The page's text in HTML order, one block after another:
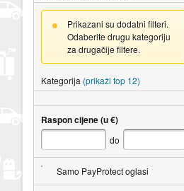
Prikazani su dodatni filteri.
Odaberite drugu kategoriju
za drugačije filtere.
Kategorija (prikaži top 12)
Raspon cijene (u €)
do
Samo PayProtect oglasi